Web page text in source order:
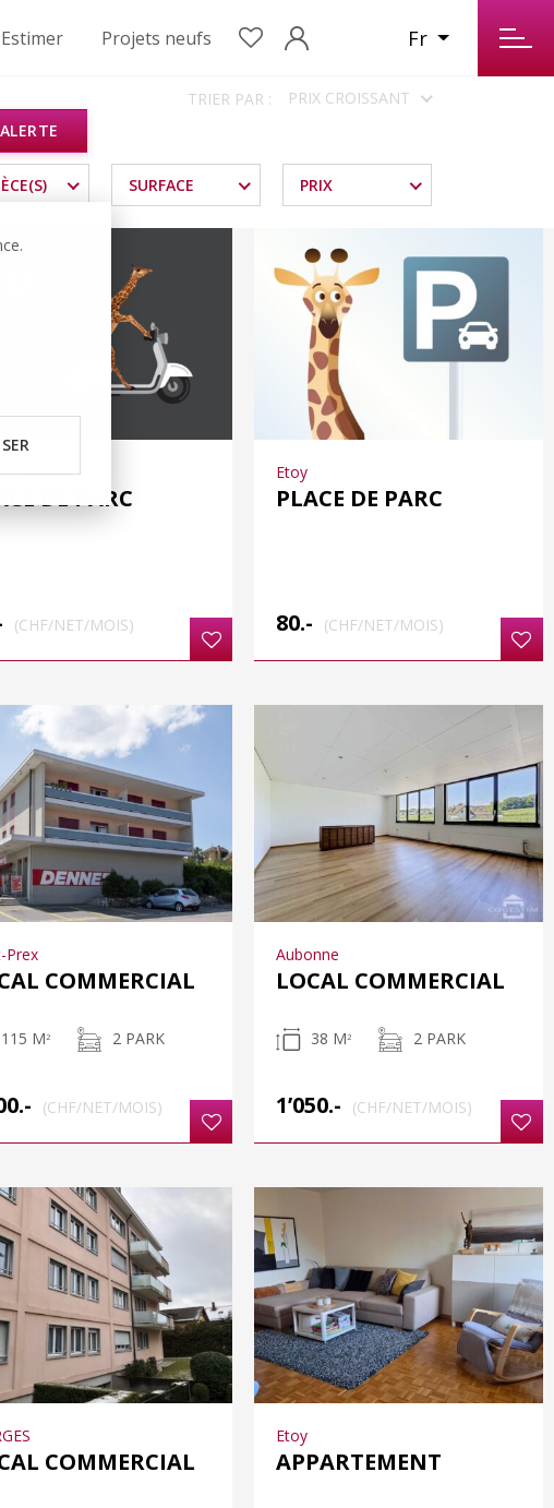
Estimer Projets neufs Fr
TRIER PAR : PRIX CROISSANT
SURFACE PRIX
DE PARC
(CHF/NET/MOIS)
Etoy
PLACE DE PARC
80.- (CHF/NET/MOIS)
Prex
COMMERCIAL
115 M 2 2 PARK
(CHF/NET/MOIS)
Aubonne
LOCAL COMMERCIAL
38 M2 2 PARK
1’050.- (CHF/NET/MOIS)
COMMERCIAL
Etoy
APPARTEMENT